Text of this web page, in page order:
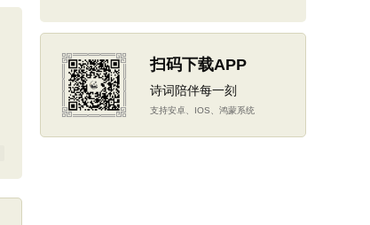
扫码下载APP
诗词陪伴每一刻
支持安卓、IOS、鸿蒙系统